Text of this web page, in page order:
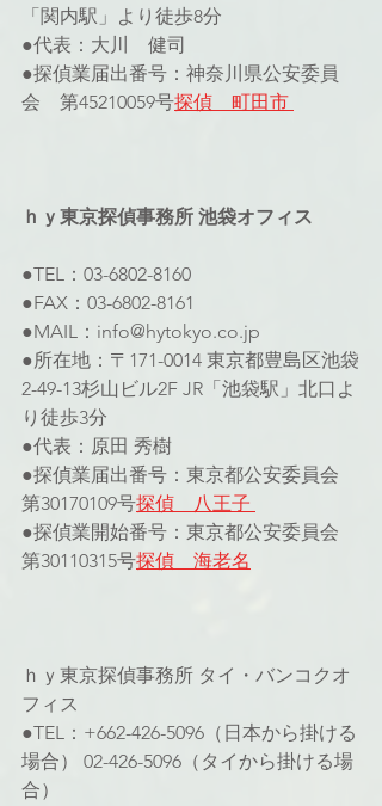
「関内駅」より徒歩8分
●代表：大川　健司
●探偵業届出番号：神奈川県公安委員
会　第45210059号探偵　町田市
ｈｙ東京探偵事務所 池袋オフィス
●TEL：03-6802-8160
●FAX：03-6802-8161
●MAIL：info@hytokyo.co.jp
●所在地：〒171-0014 東京都豊島区池袋
2-49-13杉山ビル2F JR「池袋駅」北口よ
り徒歩3分
●代表：原田 秀樹
●探偵業届出番号：東京都公安委員会
第30170109号探偵　八王子
●探偵業開始番号：東京都公安委員会
第30110315号探偵　海老名
ｈｙ東京探偵事務所 タイ・バンコクオ
フィス
●TEL：+662-426-5096（日本から掛ける
場合） 02-426-5096（タイから掛ける場
合）